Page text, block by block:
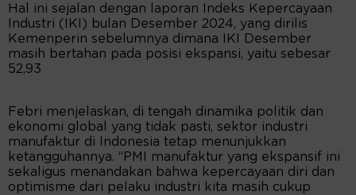
Hal ini sejalan dengan laporan Indeks Kepercayaan
Industri (IKI) bulan Desember 2024, yang dirilis
Kemenperin sebelumnya dimana IKI Desember
masih bertahan pada posisi ekspansi, yaitu sebesar
52,93
Febri menjelaskan, di tengah dinamika politik dan
ekonomi global yang tidak pasti, sektor industri
manufaktur di Indonesia tetap menunjukkan
ketangguhannya. “PMI manufaktur yang ekspansif ini
sekaligus menandakan bahwa kepercayaan diri dan
optimisme dari pelaku industri kita masih cukup